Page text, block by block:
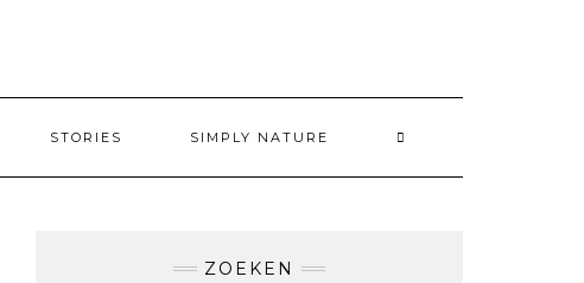
STORIES SIMPLY NATURE
ZOEKEN